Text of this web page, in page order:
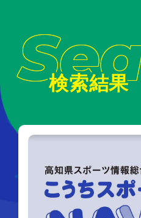
検索結果